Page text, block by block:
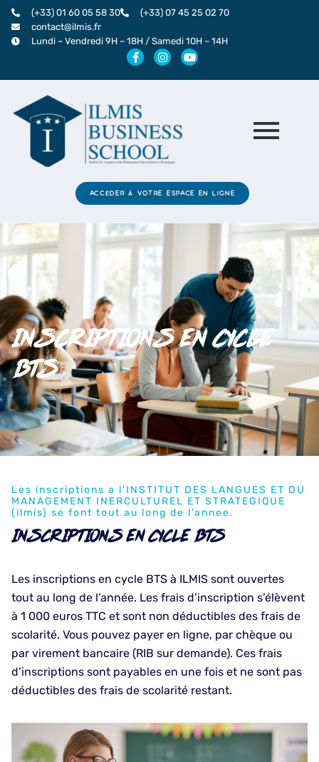
Aller
au
contenu
(+33) 01 60 05 58 30
(+33) 07 45 25 02 70
contact@ilmis.fr
Lundi – Vendredi 9H – 18H / Samedi 10H – 14H
F
a
o
o
k
-
f
I
n
a
m
Y
o
ACCÉDER À VOTRE ESPACE EN LIGNE
INSCRIPTIONS EN CYCLE
BTS
Les inscriptions a l'INSTITUT DES LANGUES ET DU
MANAGEMENT INERCULTUREL ET STRATEGIQUE
(ilmis) se font tout au long de l’annee.
INSCRIPTIONS EN Cycle BTS
Les inscriptions en cycle BTS à ILMIS sont ouvertes
tout au long de l’année. Les frais d’inscription s’élèvent
à 1 000 euros TTC et sont non déductibles des frais de
scolarité. Vous pouvez payer en ligne, par chèque ou
par virement bancaire (RIB sur demande). Ces frais
d’inscriptions sont payables en une fois et ne sont pas
déductibles des frais de scolarité restant.